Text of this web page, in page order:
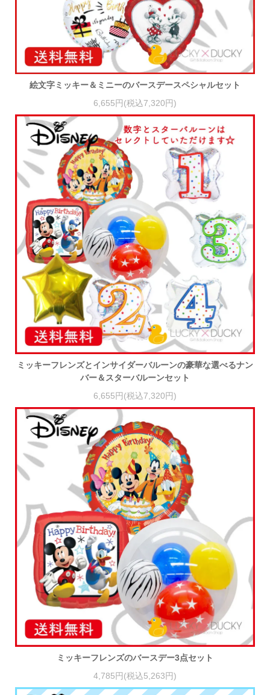
絵文字ミッキー＆ミニーのバースデースペシャルセット
6,655円(税込7,320円)
ミッキーフレンズとインサイダーバルーンの豪華な選べるナン
バー＆スターバルーンセット
6,655円(税込7,320円)
ミッキーフレンズのバースデー3点セット
4,785円(税込5,263円)